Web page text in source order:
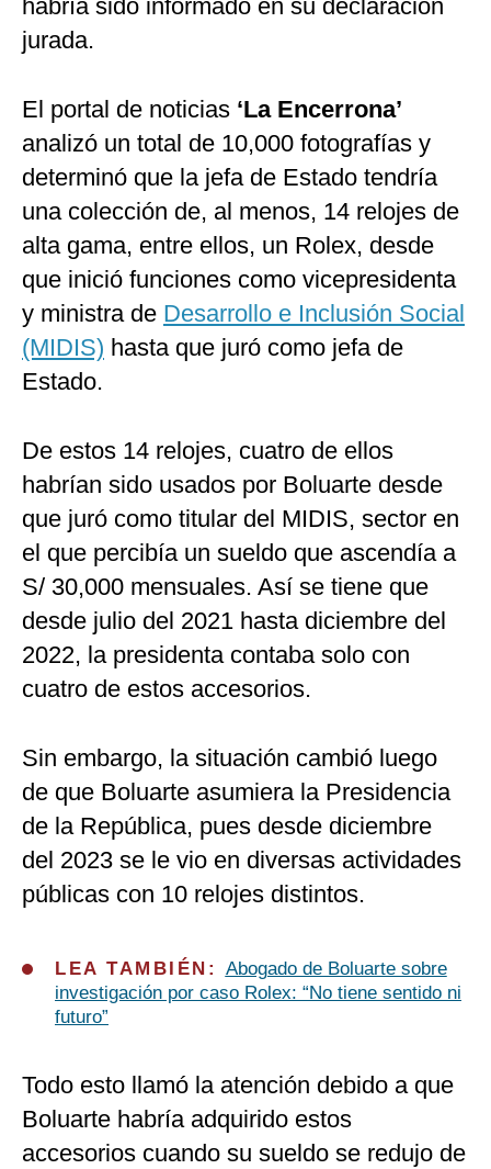
habría sido informado en su declaración
jurada.
El portal de noticias ‘La Encerrona’
analizó un total de 10,000 fotografías y
determinó que la jefa de Estado tendría
una colección de, al menos, 14 relojes de
alta gama, entre ellos, un Rolex, desde
que inició funciones como vicepresidenta
y ministra de Desarrollo e Inclusión Social
(MIDIS) hasta que juró como jefa de
Estado.
De estos 14 relojes, cuatro de ellos
habrían sido usados por Boluarte desde
que juró como titular del MIDIS, sector en
el que percibía un sueldo que ascendía a
S/ 30,000 mensuales. Así se tiene que
desde julio del 2021 hasta diciembre del
2022, la presidenta contaba solo con
cuatro de estos accesorios.
Sin embargo, la situación cambió luego
de que Boluarte asumiera la Presidencia
de la República, pues desde diciembre
del 2023 se le vio en diversas actividades
públicas con 10 relojes distintos.
LEA TAMBIÉN: Abogado de Boluarte sobre
investigación por caso Rolex: “No tiene sentido ni
futuro”
Todo esto llamó la atención debido a que
Boluarte habría adquirido estos
accesorios cuando su sueldo se redujo de